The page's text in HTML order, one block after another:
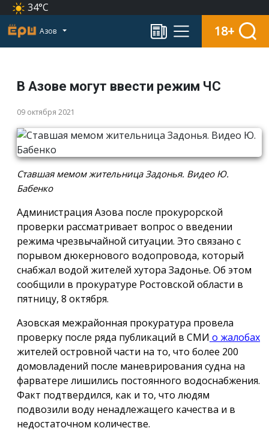
34°C
Азов 18+
В Азове могут ввести режим ЧС
09 октября 2021
Ставшая мемом жительница Задонья. Видео Ю.
Бабенко
Администрация Азова после прокурорской
проверки рассматривает вопрос о введении
режима чрезвычайной ситуации. Это связано с
порывом дюкернового водопровода, который
снабжал водой жителей хутора Задонье. Об этом
сообщили в прокуратуре Ростовской области в
пятницу, 8 октября.
Азовская межрайонная прокуратура провела
проверку после ряда публикаций в СМИ о жалобах
жителей островной части на то, что более 200
домовладений после маневрирования судна на
фарватере лишились постоянного водоснабжения.
Факт подтвердился, как и то, что людям
подвозили воду ненадлежащего качества и в
недостаточном количестве.